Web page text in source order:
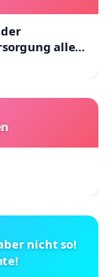
aller
nicht so!